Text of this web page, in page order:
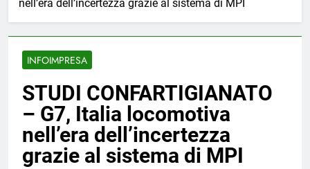
nell’era dell’incertezza grazie al sistema di MPI
INFOIMPRESA
STUDI CONFARTIGIANATO
– G7, Italia locomotiva
nell’era dell’incertezza
grazie al sistema di MPI